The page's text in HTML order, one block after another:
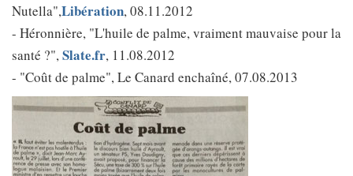
Nutella",Libération, 08.11.2012
- Héronnière, "L'huile de palme, vraiment mauvaise pour la
santé ?",Slate.fr, 11.08.2012
- "Coût de palme", Le Canard enchaîné, 07.08.2013